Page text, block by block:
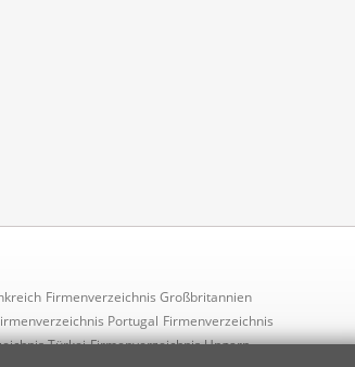
Firmenverzeichnis Großbritannien
Portugal Firmenverzeichnis
Türkei Firmenverzeichnis Ungarn